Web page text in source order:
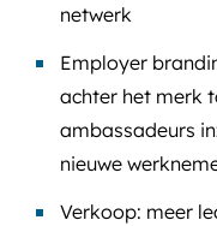
netwerk
Employer
achter het merk
ambassadeurs
nieuwe
Verkoop: meer